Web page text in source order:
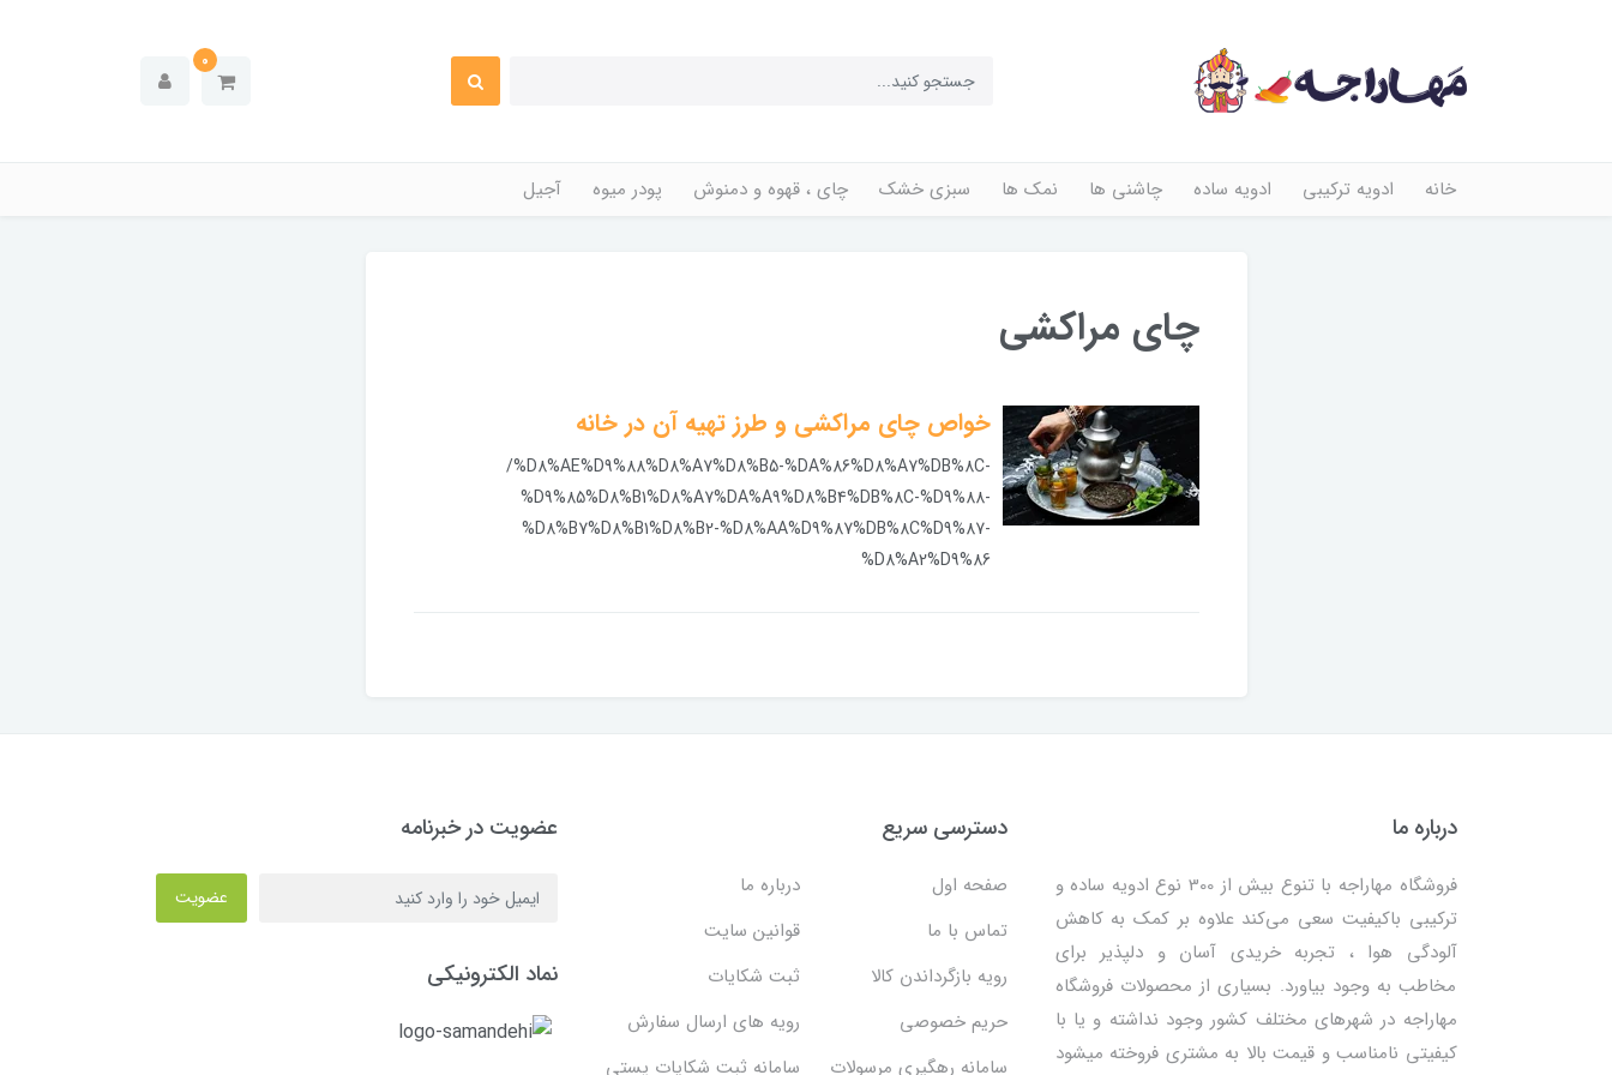
0
خانه ادویه ترکیبی ادویه ساده چاشنی ها نمک ها سبزی خشک چای ، قهوه و دمنوش پودر میوه آجیل
چای مراکشی
خواص چای مراکشی و طرز تهیه آن در خانه
/%D8%AE%D9%88%D8%A7%D8%B5-%DA%86%D8%A7%DB%8C-
%D9%85%D8%B1%D8%A7%DA%A9%D8%B4%DB%8C-%D9%88-
%D8%B7%D8%B1%D8%B2-%D8%AA%D9%87%DB%8C%D9%87-
%D8%A2%D9%86
درباره ما
فروشگاه مهاراجه با تنوع بیش از 300 نوع ادویه ساده و
ترکیبی باکیفیت سعی می‌کند علاوه بر کمک به کاهش
آلودگی هوا ، تجربه خریدی آسان و دلپذیر برای
مخاطب به وجود بیاورد. بسیاری از محصولات فروشگاه
مهاراجه در شهرهای مختلف کشور وجود نداشته و یا با
کیفیتی نامناسب و قیمت بالا به مشتری فروخته میشود
دسترسی سریع
صفحه اول
درباره ما
تماس با ما
قوانین سایت
رویه بازگرداندن کالا
ثبت شکایات
حریم خصوصی
رویه های ارسال سفارش
سامانه رهگیری مرسولات
سامانه ثبت شکایات پستی
عضویت در خبرنامه
عضویت
نماد الکترونیکی